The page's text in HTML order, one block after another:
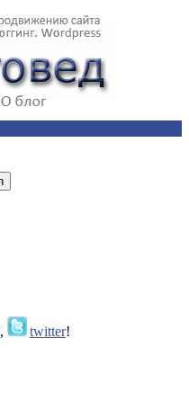
, twitter!